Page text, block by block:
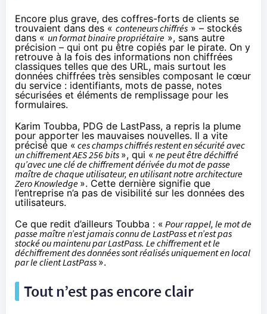
Encore plus grave, des coffres-forts de clients se
trouvaient dans des « conteneurs chiffrés » – stockés
dans « un format binaire propriétaire », sans autre
précision – qui ont pu être copiés par le pirate. On y
retrouve à la fois des informations non chiffrées
classiques telles que des URL, mais surtout les
données chiffrées très sensibles composant le cœur
du service : identifiants, mots de passe, notes
sécurisées et éléments de remplissage pour les
formulaires.
Karim Toubba, PDG de LastPass, a repris la plume
pour apporter les mauvaises nouvelles. Il a vite
précisé que « ces champs chiffrés restent en sécurité avec
un chiffrement AES 256 bits », qui « ne peut être déchiffré
qu’avec une clé de chiffrement dérivée du mot de passe
maître de chaque utilisateur, en utilisant notre architecture
Zero Knowledge ». Cette dernière signifie que
l’entreprise n’a pas de visibilité sur les données des
utilisateurs.
Ce que redit d’ailleurs Toubba : « Pour rappel, le mot de
passe maître n’est jamais connu de LastPass et n’est pas
stocké ou maintenu par LastPass. Le chiffrement et le
déchiffrement des données sont réalisés uniquement en local
par le client LastPass ».
Tout n’est pas encore clair